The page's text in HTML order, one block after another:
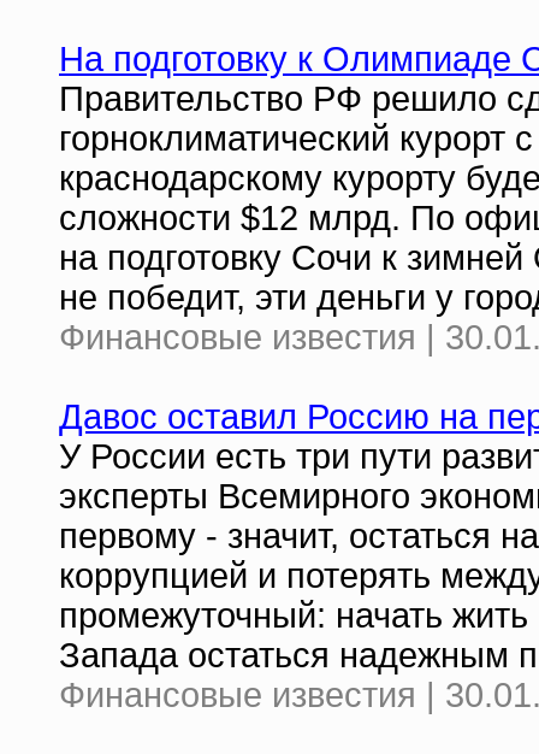
На подготовку к Олимпиаде
Правительство РФ решило
горноклиматический курорт
краснодарскому курорту
сложности $12 млрд. По
на подготовку Сочи к
не победит, эти деньги у
Финансовые известия |
Давос оставил Россию на
У России есть три пути
эксперты Всемирного
первому - значит, остаться
коррупцией и потерять
промежуточный: начать
Запада остаться надежным
Финансовые известия |